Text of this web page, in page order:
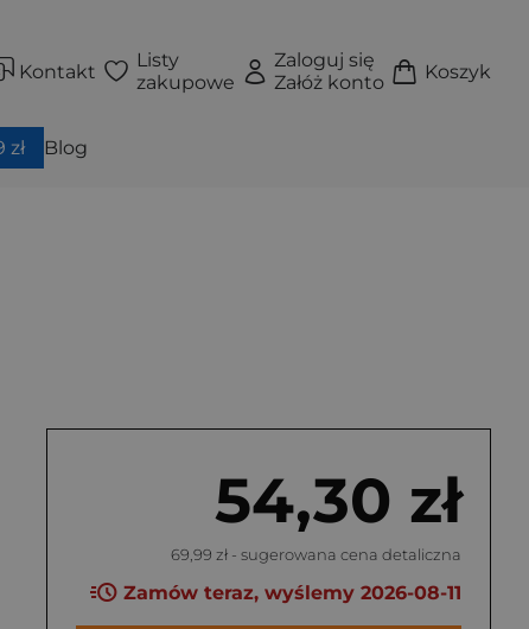
Kontakt
Listy
zakupowe
Zaloguj się
Załóż konto
Koszyk
Blog
54,30 zł
69,99 zł - sugerowana cena detaliczna
Zamów teraz, wyślemy 2026-08-11